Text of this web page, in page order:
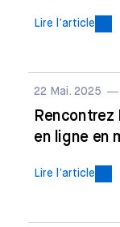
Lire l’article
22 Mai. 2025
Rencontrez
en ligne en
Lire l’article